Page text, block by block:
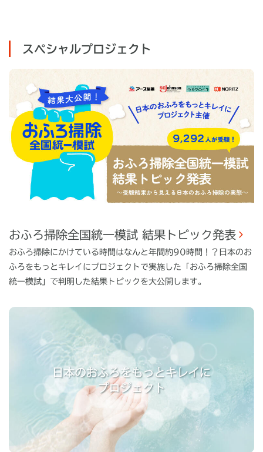
スペシャルプロジェクト
おふろ掃除全国統一模試 結果トピック発表
おふろ掃除にかけている時間はなんと年間約90時間！？日本のお
ふろをもっとキレイにプロジェクトで実施した「おふろ掃除全国
統一模試」で判明した結果トピックを大公開します。